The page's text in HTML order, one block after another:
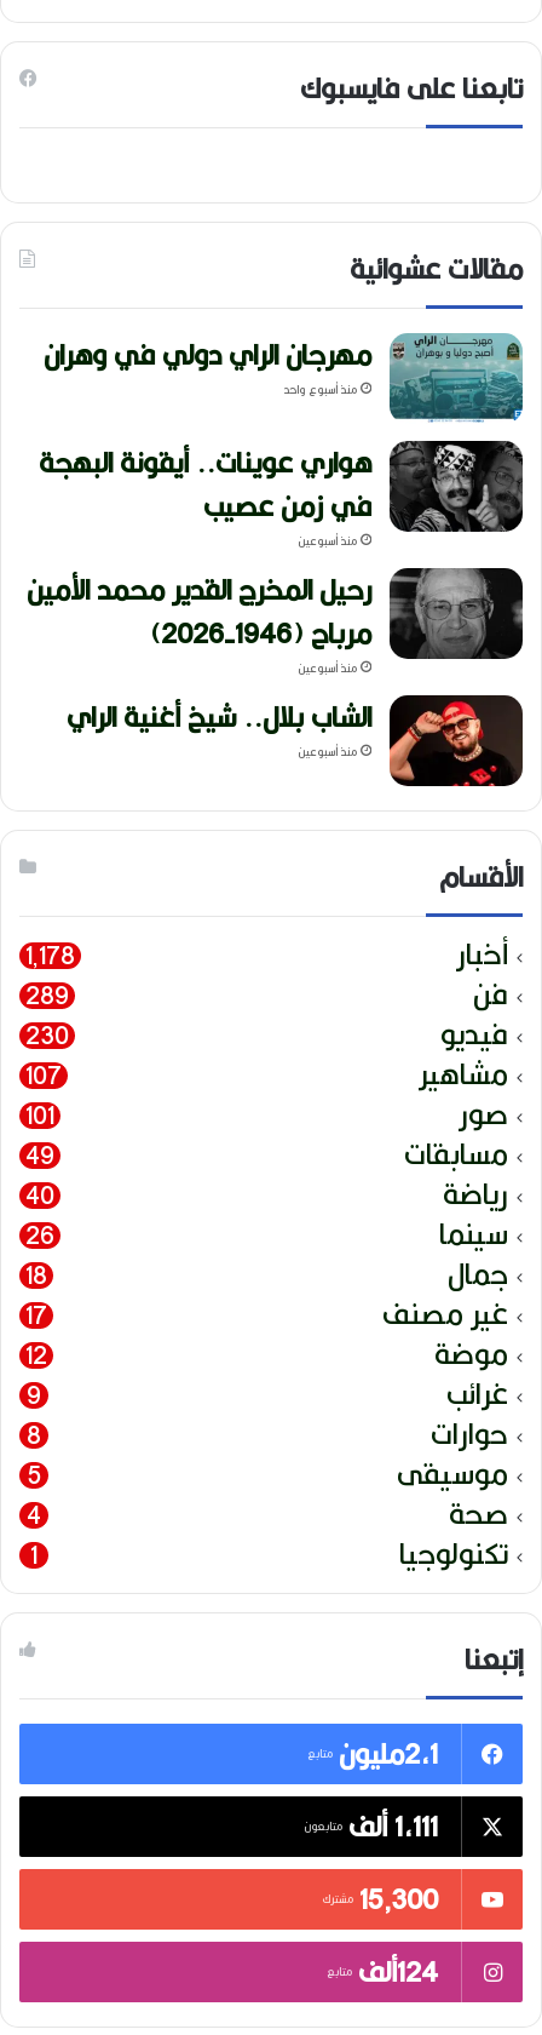
تابعنا على فايسبوك
مقالات عشوائية
مهرجان الراي دولي في وهران
منذ أسبوع واحد
هواري عوينات.. أيقونة البهجة
في زمن عصيب
منذ أسبوعين
رحيل المخرج القدير محمد الأمين
مرباح (1946-2026)
منذ أسبوعين
الشاب بلال.. شيخ أغنية الراي
منذ أسبوعين
الأقسام
أخبار 1٬178
فن 289
فيديو 230
مشاهير 107
صور 101
مسابقات 49
رياضة 40
سينما 26
جمال 18
غير مصنف 17
موضة 12
غرائب 9
حوارات 8
موسيقى 5
صحة 4
تكنولوجيا 1
إتبعنا
2,1مليون
متابع
1,111 ألف متابعون
15٬300 مشترك
124ألف متابع